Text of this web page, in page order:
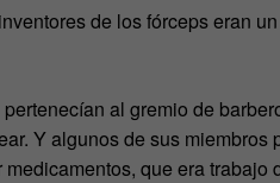
de los fórceps eran
al gremio de
Y algunos de sus
que era trabajo